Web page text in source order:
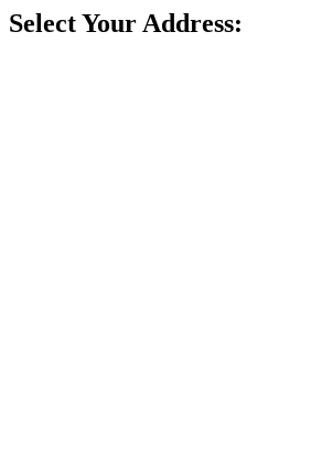
Select Your Address: